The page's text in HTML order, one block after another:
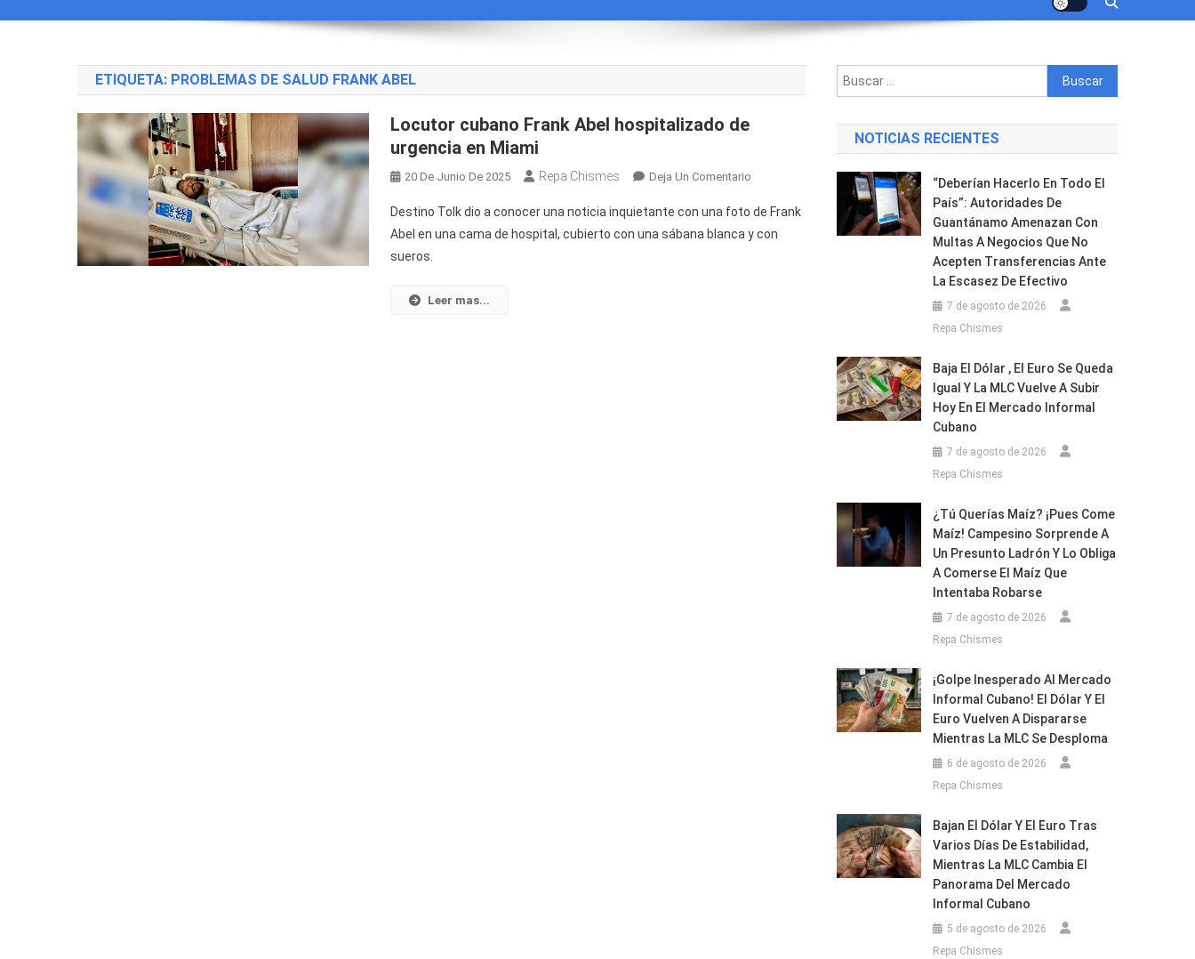
ETIQUETA: PROBLEMAS DE SALUD FRANK ABEL
Locutor cubano Frank Abel hospitalizado de
urgencia en Miami
20 De Junio De 2025 Repa Chismes Deja Un Comentario
Cubano
Frank
Destino Tolk dio a conocer una noticia inquietante con una foto de Frank
Abel en una cama de hospital, cubierto con una sábana blanca y con
sueros.
Leer mas...
Buscar:
NOTICIAS RECIENTES
“Deberían Hacerlo En Todo El
País”: Autoridades De
Guantánamo Amenazan Con
Multas A Negocios Que No
Acepten Transferencias Ante
La Escasez De Efectivo
7 de agosto de 2026
Repa Chismes
Baja El Dólar , El Euro Se Queda
Igual Y La MLC Vuelve A Subir
Hoy En El Mercado Informal
Cubano
7 de agosto de 2026
Repa Chismes
¿Tú Querías Maíz? ¡Pues Come
Maíz! Campesino Sorprende A
Un Presunto Ladrón Y Lo Obliga
A Comerse El Maíz Que
Intentaba Robarse
7 de agosto de 2026
Repa Chismes
¡Golpe Inesperado Al Mercado
Informal Cubano! El Dólar Y El
Euro Vuelven A Dispararse
Mientras La MLC Se Desploma
6 de agosto de 2026
Repa Chismes
Bajan El Dólar Y El Euro Tras
Varios Días De Estabilidad,
Mientras La MLC Cambia El
Panorama Del Mercado
Informal Cubano
5 de agosto de 2026
Repa Chismes